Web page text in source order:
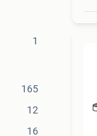
1
165
12
16